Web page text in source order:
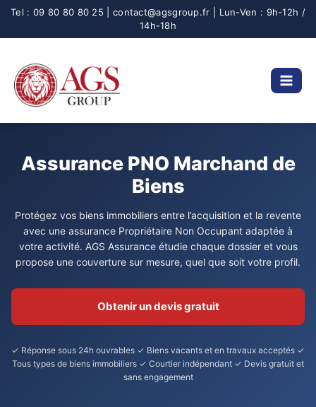
Aller
Assurance PNO Marchand de
Biens
Protégez vos biens immobiliers entre l’acquisition et la revente
avec une assurance Propriétaire Non Occupant adaptée à
votre activité. AGS Assurance étudie chaque dossier et vous
propose une couverture sur mesure, quel que soit votre profil.
Obtenir un devis gratuit
✓ Réponse sous 24h ouvrables ✓ Biens vacants et en travaux acceptés ✓
Tous types de biens immobiliers ✓ Courtier indépendant ✓ Devis gratuit et
sans engagement